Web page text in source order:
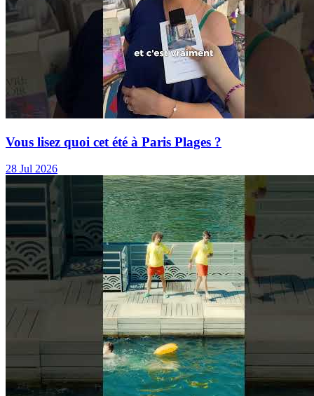
Vous lisez quoi cet été à Paris Plages ?
28 Jul 2026